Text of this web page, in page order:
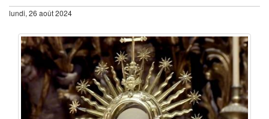
lundi, 26 août 2024